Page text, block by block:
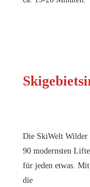
Die SkiWelt Wilder
90 modernsten
für jeden etwas.
die